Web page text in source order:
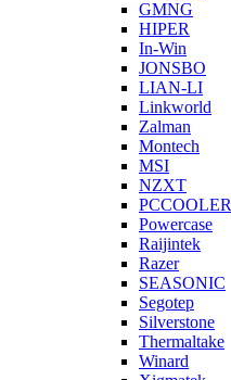
GMNG
HIPER
In-Win
JONSBO
LIAN-LI
Linkworld
Zalman
Montech
MSI
NZXT
PCCOOLER
Powercase
Raijintek
Razer
SEASONIC
Segotep
Silverstone
Thermaltake
Winard